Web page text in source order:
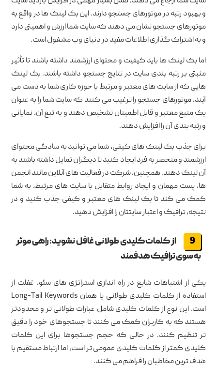
و بهبود رتبه در موتورهای جستجو دارند. این بک لینک ها در واقع به
موتورهای جستجو نشان می دهند که سایت شما ارزش و اهمیتی دارد
و به اشتراک گذاری اطلاعات مفید در دنیای وب مشغول است.
اما بک لینک ها باید کیفیت و محتوای ارزشمند داشته باشند تا تأثیر
مثبتی بر رتبه بندی سایت در نتایج جستجو داشته باشند. بک لینک
هایی که از سایت های معتبر و مرتبط با حوزه کاری شما به دست می
آیند، موتورهای جستجو را ترغیب می کنند که سایت شما را به عنوان
یک منبع معتبر و قابل اطمینان تشخیص دهند و به تبع آن، نمایانی
و رتبه بندی آن را افزایش دهند.
برای جذب بک لینک های کیفی، شما می توانید به سادگی محتوای
ارزشمند و منحصر به فرد ایجاد کنید تا دیگران تمایل داشته باشند به
آن لینک دهند. همچنین، شرکت در فعالیت های آنلاین مانند انجمن
ها، پست مهمان و ایجاد روابط متقابل با سایت های مرتبط، به شما
کمک می کند تا بک لینک های معتبر و کیفی جذب کنید و در
نتیجه، ترافیک و اعتبار سایتتان را افزایش دهید.
از کلمات کلیدی طولانی غافل نشوید: راهی موثر
به سوی ترافیک هدفمند
یکی از اشتباهات شایع در راه اندازی استراتژی های سئو، غفلت از
استفاده از کلمات کلیدی طولانی یا همان Long-Tail Keywords
است. این نوع از کلمات کلیدی شامل عبارات طولانی تر و محدودتر
هستند که به کاربران کمک می کنند تا جستجوهای خود را دقیق
تر تنظیم کنند. در حالی که حجم جستجوها برای این کلمات
کلیدی کمتر از کلمات کلیدی عمومی تر است، اما ارتباط مستقیم با
هدف ترین مخاطبان را فراهم می کنند.